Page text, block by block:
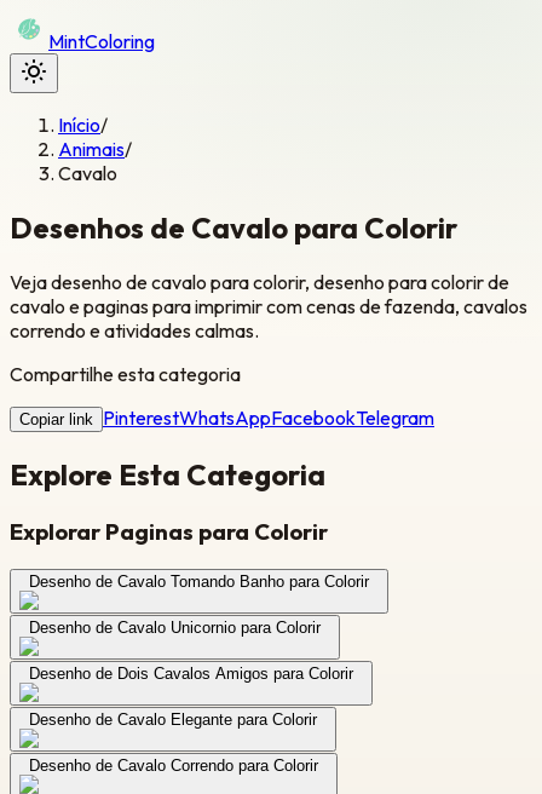
MintColoring
Início/
Animais/
Cavalo
Desenhos de Cavalo para Colorir
Veja desenho de cavalo para colorir, desenho para colorir de
cavalo e paginas para imprimir com cenas de fazenda, cavalos
correndo e atividades calmas.
Compartilhe esta categoria
Copiar link PinterestWhatsAppFacebookTelegram
Explore Esta Categoria
Explorar Paginas para Colorir
Desenho de Cavalo Tomando Banho para Colorir
Desenho de Cavalo Unicornio para Colorir
Desenho de Dois Cavalos Amigos para Colorir
Desenho de Cavalo Elegante para Colorir
Desenho de Cavalo Correndo para Colorir